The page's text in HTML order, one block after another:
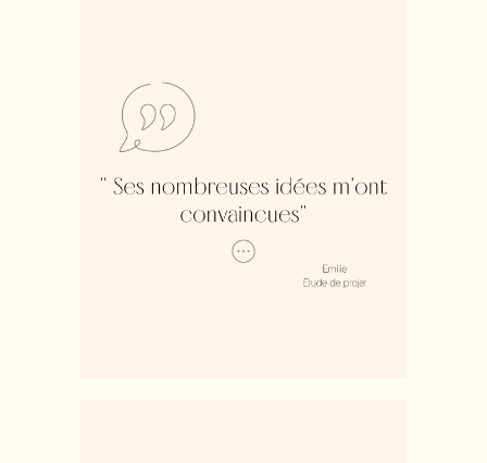
délimiter les espaces et m’a
proposé plusieurs configurations
possibles. Sa force de proposition
et ses nombreuses idées m’ont
elle pour le développement du
projet complet. […] Plusieurs
échanges ont lieu pour aboutir à
un avant projet détaillée. Chaque
proposition est pensée pour
optimiser l’espace, avoir un